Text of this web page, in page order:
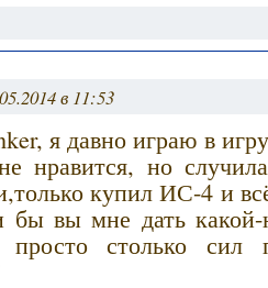
в 11:53
я давно играю в
нравится, но
купил ИС-4 и
вы мне дать какой-
столько сил